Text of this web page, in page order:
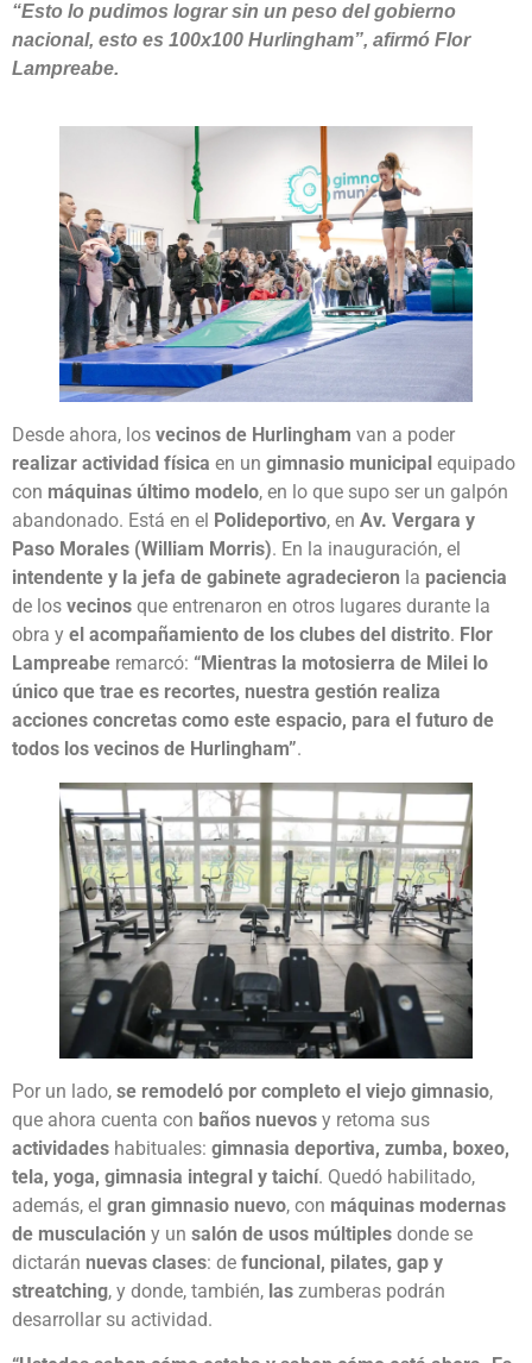
“Esto lo pudimos lograr sin un peso del gobierno
nacional, esto es 100x100 Hurlingham”, afirmó Flor
Lampreabe.
Desde ahora, los vecinos de Hurlingham van a poder
realizar actividad física en un gimnasio municipal equipado
con máquinas último modelo, en lo que supo ser un galpón
abandonado. Está en el Polideportivo, en Av. Vergara y
Paso Morales (William Morris). En la inauguración, el
intendente y la jefa de gabinete agradecieron la paciencia
de los vecinos que entrenaron en otros lugares durante la
obra y el acompañamiento de los clubes del distrito. Flor
Lampreabe remarcó: “Mientras la motosierra de Milei lo
único que trae es recortes, nuestra gestión realiza
acciones concretas como este espacio, para el futuro de
todos los vecinos de Hurlingham”.
Por un lado, se remodeló por completo el viejo gimnasio,
que ahora cuenta con baños nuevos y retoma sus
actividades habituales: gimnasia deportiva, zumba, boxeo,
tela, yoga, gimnasia integral y taichí. Quedó habilitado,
además, el gran gimnasio nuevo, con máquinas modernas
de musculación y un salón de usos múltiples donde se
dictarán nuevas clases: de funcional, pilates, gap y
streatching, y donde, también, las zumberas podrán
desarrollar su actividad.